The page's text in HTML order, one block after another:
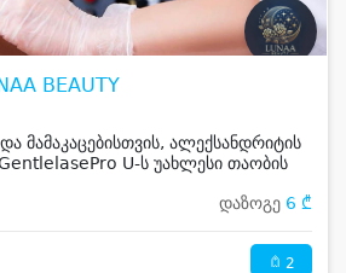
BEAUTY
მამაკაცებისთვის, ალექსანდრიტის
U-ს უახლესი თაობის
დაზოგე 6 ₾
2